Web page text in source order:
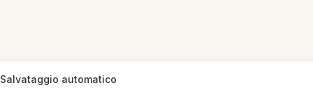
Salvataggio automatico